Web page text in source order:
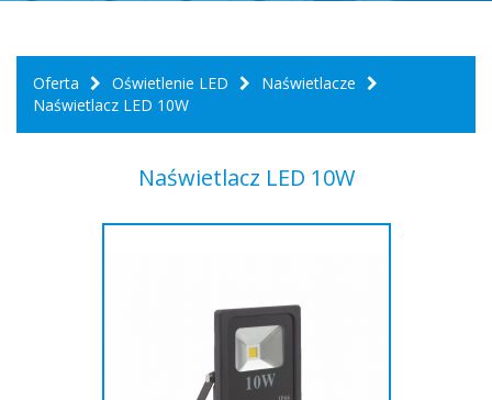
Oferta Oświetlenie LED
Naświetlacze
Naświetlacz LED 10W
Naświetlacz LED 10W